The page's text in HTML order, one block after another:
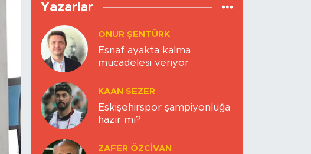
Yazarlar
ONUR ŞENTÜRK
Esnaf ayakta kalma
mücadelesi veriyor
KAAN SEZER
Eskişehirspor şampiyonluğa
hazır mı?
ZAFER ÖZCIVAN